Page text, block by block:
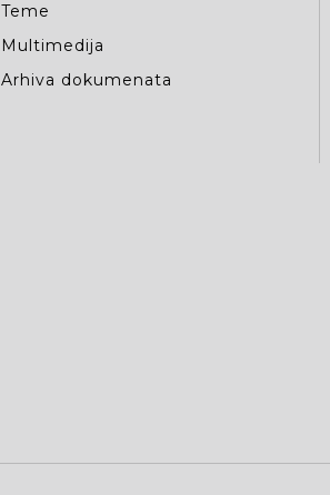
Teme
Multimedija
Arhiva dokumenata